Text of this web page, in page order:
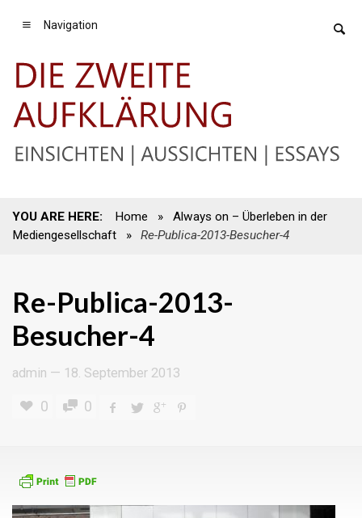
Navigation
YOU ARE HERE: Home »
Always on – Überleben in der
Mediengesellschaft
» Re-Publica-2013-Besucher-4
Re-Publica-2013-
Besucher-4
admin — 18. September 2013
0 0